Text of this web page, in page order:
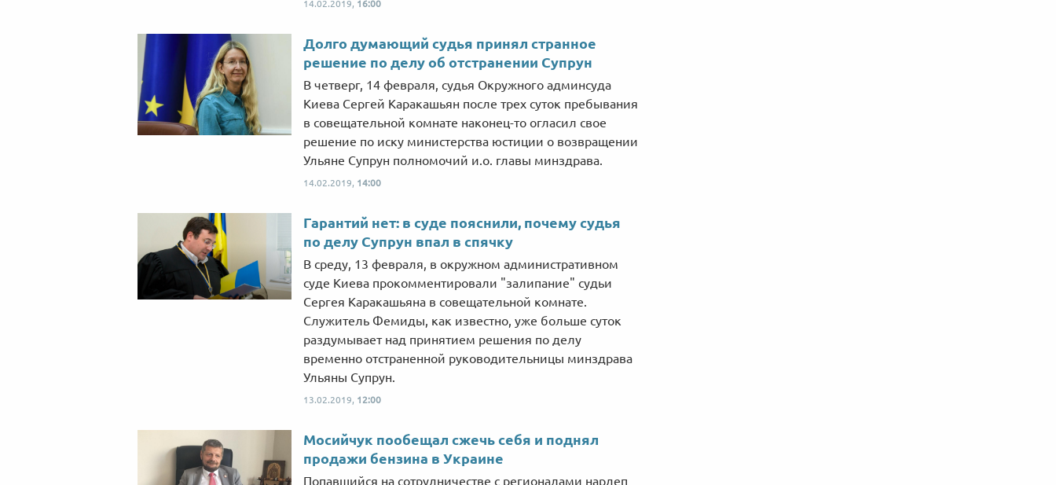
14.02.2019, 16:00
Долго думающий судья принял странное
решение по делу об отстранении Супрун
В четверг, 14 февраля, судья Окружного админсуда
Киева Сергей Каракашьян после трех суток пребывания
в совещательной комнате наконец-то огласил свое
решение по иску министерства юстиции о возвращении
Ульяне Супрун полномочий и.о. главы минздрава.
14.02.2019, 14:00
Гарантий нет: в суде пояснили, почему судья
по делу Супрун впал в спячку
В среду, 13 февраля, в окружном административном
суде Киева прокомментировали "залипание" судьи
Сергея Каракашьяна в совещательной комнате.
Служитель Фемиды, как известно, уже больше суток
раздумывает над принятием решения по делу
временно отстраненной руководительницы минздрава
Ульяны Супрун.
13.02.2019, 12:00
Мосийчук пообещал сжечь себя и поднял
продажи бензина в Украине
Попавшийся на сотрудничестве с регионалами нардеп